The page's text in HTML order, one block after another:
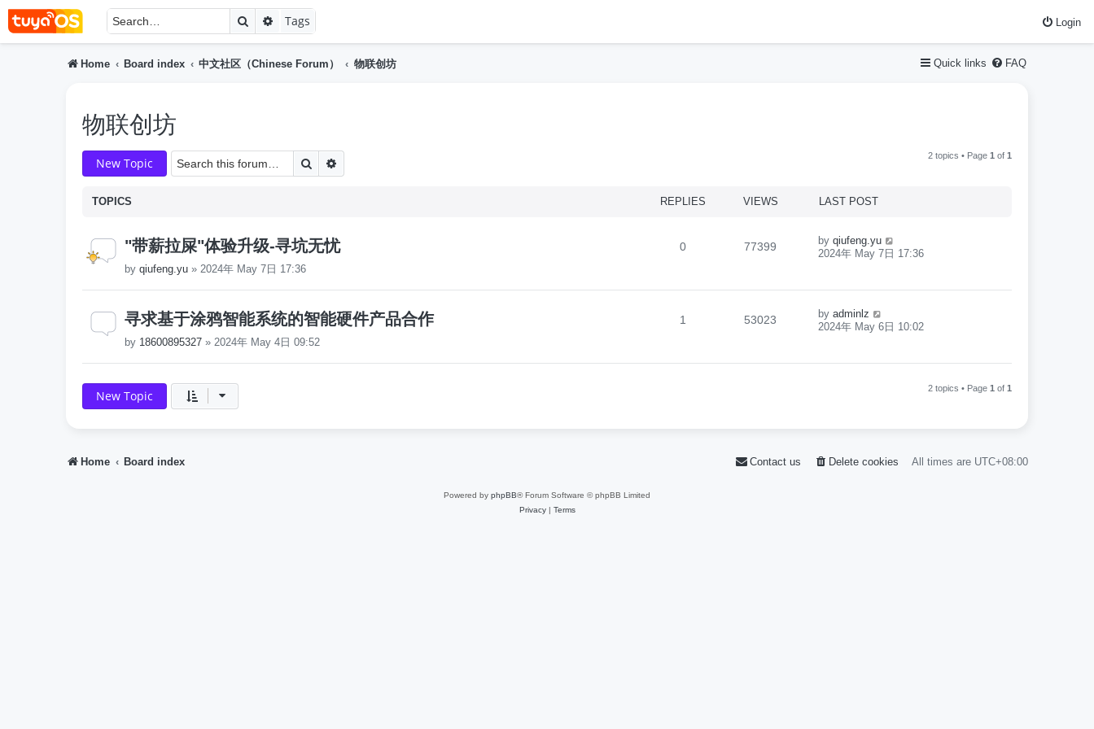
Login
SearchAdvanced search
Tags
Quick links FAQ
Home Board index 中文社区（Chinese Forum） 物联创坊
物联创坊
New Topic Search 2 topics • Page 1 of 1
TOPICS REPLIES VIEWS LAST POST
"带薪拉屎"体验升级-寻坑无忧
by qiufeng.yu » 2024年 May 7日 17:36
0 77399 by qiufeng.yu
2024年 May 7日 17:36
寻求基于涂鸦智能系统的智能硬件产品合作
by 18600895327 » 2024年 May 4日 09:52
1 53023 by adminlz
2024年 May 6日 10:02
New Topic 2 topics • Page 1 of 1
Home Board index All times are UTC+08:00
Delete cookies
Contact us
Powered by phpBB® Forum Software © phpBB Limited
Privacy| Terms